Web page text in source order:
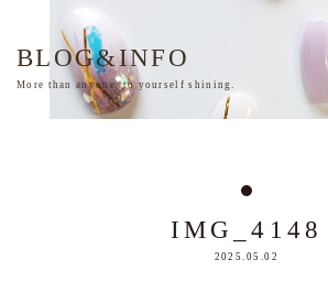
BLOG&INFO
More than anyone, to yourself shining.
IMG_4148
2025.05.02